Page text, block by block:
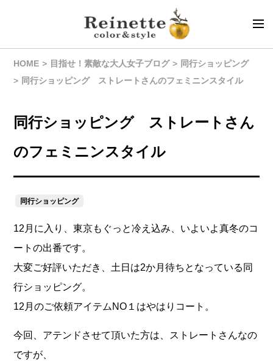
HOME 目指せ！素敵な大人女子ブログ
同行ショッピング
同行ショッピング ストレートさんのフェミニンスタイル
同行ショッピング ストレートさん
のフェミニンスタイル
同行ショッピング
12月に入り、東京もぐっと冷え込み、いよいよ真冬のコ
ートの出番です。
大変ご好評いただき、土日は2か月待ちとなっている同
行ショッピング。
12月のご依頼アイテムNO１はやはりコート。
今回、アテンドさせて頂いた方は、ストレートさんなの
ですが、